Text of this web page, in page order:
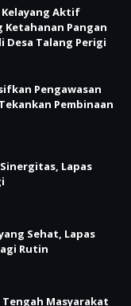
Aktif
Ketahanan Pangan
Desa Talang Perigi
Pengawasan
Pembinaan
Lapas
Sehat, Lapas
Rutin
Masyarakat